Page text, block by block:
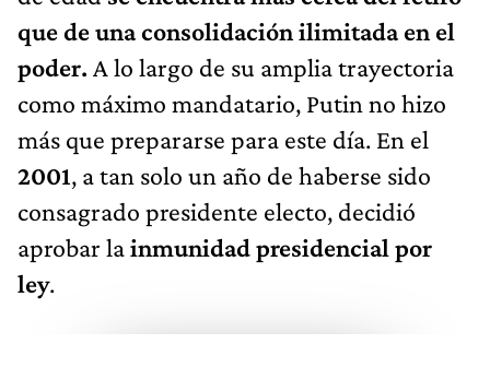
que de una consolidación ilimitada en el
poder. A lo largo de su amplia trayectoria
como máximo mandatario, Putin no hizo
más que prepararse para este día. En el
2001, a tan solo un año de haberse sido
consagrado presidente electo, decidió
aprobar lainmunidad presidencial por
ley.